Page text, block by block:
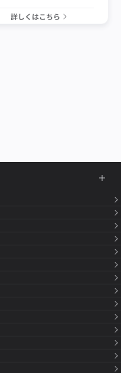
詳しくはこちら